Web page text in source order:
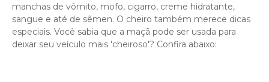
manchas de vômito, mofo, cigarro, creme hidratante,
sangue e até de sêmen. O cheiro também merece dicas
especiais. Você sabia que a maçã pode ser usada para
deixar seu veículo mais 'cheiroso'? Confira abaixo: